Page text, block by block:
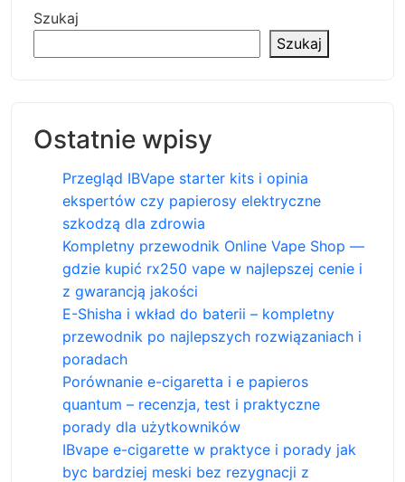
Szukaj
Szukaj
Ostatnie wpisy
Przegląd IBVape starter kits i opinia
ekspertów czy papierosy elektryczne
szkodzą dla zdrowia
Kompletny przewodnik Online Vape Shop —
gdzie kupić rx250 vape w najlepszej cenie i
z gwarancją jakości
E-Shisha i wkład do baterii – kompletny
przewodnik po najlepszych rozwiązaniach i
poradach
Porównanie e-cigaretta i e papieros
quantum – recenzja, test i praktyczne
porady dla użytkowników
IBvape e-cigarette w praktyce i porady jak
byc bardziej meski bez rezygnacji z